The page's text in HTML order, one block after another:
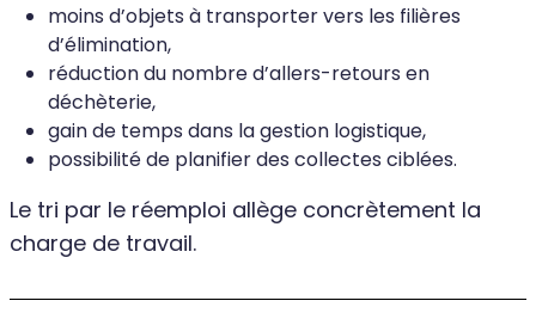
moins d’objets à transporter vers les filières
d’élimination,
réduction du nombre d’allers-retours en
déchèterie,
gain de temps dans la gestion logistique,
possibilité de planifier des collectes ciblées.
Le tri par le réemploi allège concrètement la
charge de travail.